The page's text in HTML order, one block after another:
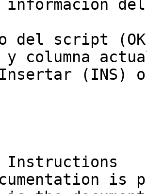
información
del script
y columna
Insertar (INS)
Instructions
is